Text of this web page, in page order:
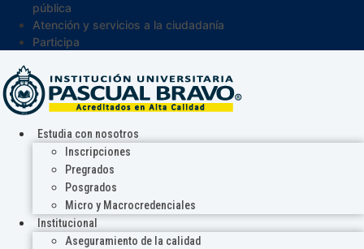
pública
Atención y servicios a la ciudadanía
Participa
Estudia con nosotros
Inscripciones
Pregrados
Posgrados
Micro y Macrocredenciales
Institucional
Aseguramiento de la calidad